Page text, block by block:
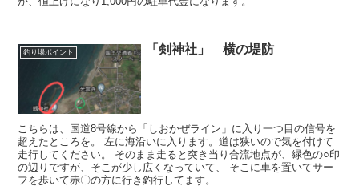
釣り場ポイント 「剣神社」 横の堤防
こちらは、国道8号線から「しおかぜライン」に入り一つ目の信号を
超えたところを。 左に海沿いに入ります。道は狭いので気を付けて
走行してください。 そのまま走ると突き当り合流地点が、緑色の○印
の辺りですが、そこが少し広くなっていて、 そこに車を置いてサー
フを歩いて赤〇の方に行き釣行してます。